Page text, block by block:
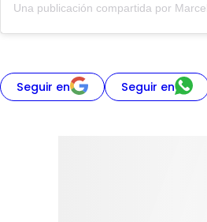
Seguir en Seguir en